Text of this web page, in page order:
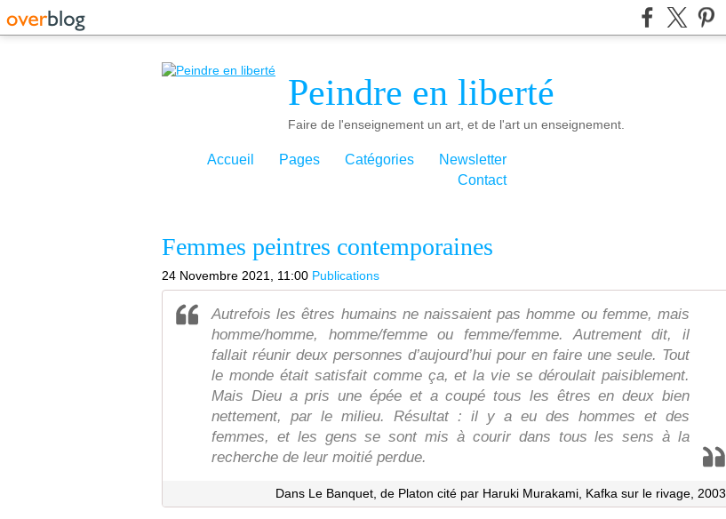
Peindre en liberté
Faire de l'enseignement un art, et de l'art un enseignement.
Accueil Pages Catégories
Newsletter
Contact
Femmes peintres contemporaines
24 Novembre 2021, 11:00 Publications
Autrefois les êtres humains ne naissaient pas homme ou femme, mais
homme/homme, homme/femme ou femme/femme. Autrement dit, il
fallait réunir deux personnes d’aujourd’hui pour en faire une seule. Tout
le monde était satisfait comme ça, et la vie se déroulait paisiblement.
Mais Dieu a pris une épée et a coupé tous les êtres en deux bien
nettement, par le milieu. Résultat : il y a eu des hommes et des
femmes, et les gens se sont mis à courir dans tous les sens à la
recherche de leur moitié perdue.
Dans Le Banquet, de Platon cité par Haruki Murakami, Kafka sur le rivage, 2003.